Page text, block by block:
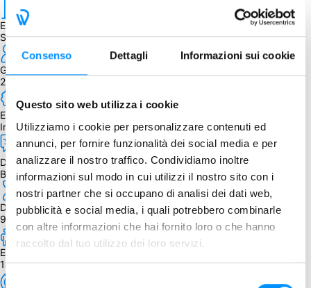
Consenso Dettagli Informazioni sui cookie
Questo sito web utilizza i cookie
Utilizziamo i cookie per personalizzare contenuti ed
annunci, per fornire funzionalità dei social media e per
analizzare il nostro traffico. Condividiamo inoltre
informazioni sul modo in cui utilizzi il nostro sito con i
nostri partner che si occupano di analisi dei dati web,
pubblicità e social media, i quali potrebbero combinarle
con altre informazioni che hai fornito loro o che hanno
raccolto dal tuo utilizzo dei loro servizi.
Selezione
Editore
Splotter Spellen
Giocatori
2 - 5
Edizione
Inglese
Dipendenza dalla lingua
Bassa, poco testo su alcune carte
Durata
90 - 150 min.
Età
14+